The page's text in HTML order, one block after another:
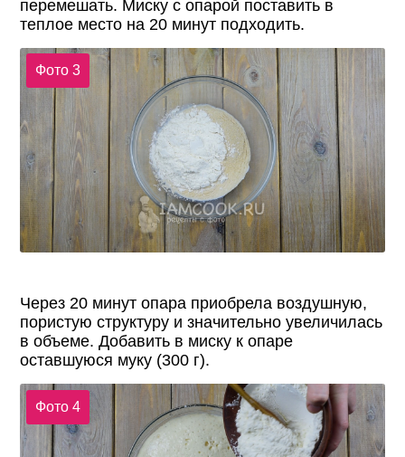
перемешать. Миску с опарой поставить в
теплое место на 20 минут подходить.
Фото 3
Через 20 минут опара приобрела воздушную,
пористую структуру и значительно увеличилась
в объеме. Добавить в миску к опаре
оставшуюся муку (300 г).
Фото 4